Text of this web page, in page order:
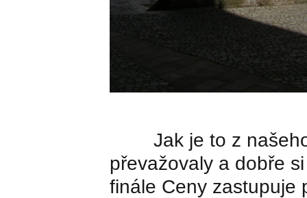
Jak je to z našeho
převažovaly a dobře
finále Ceny zastupuje